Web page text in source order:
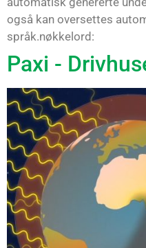
også kan oversettes
språk.nøkkelord:
Paxi -